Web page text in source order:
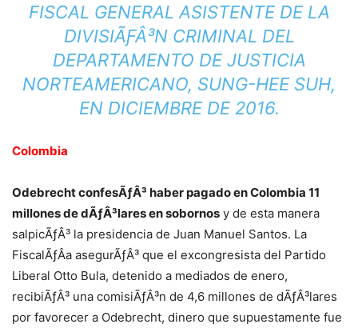
FISCAL GENERAL ASISTENTE DE LA
DIVISIÃƑÂ³N CRIMINAL DEL
DEPARTAMENTO DE JUSTICIA
NORTEAMERICANO, SUNG-HEE SUH,
EN DICIEMBRE DE 2016.
Colombia
Odebrecht confesÃƒÂ³ haber pagado en Colombia 11
millones de dÃƒÂ³lares en sobornos y de esta manera
salpicÃƒÂ³ la presidencia de Juan Manuel Santos. La
FiscalÃƒÂ­a asegurÃƒÂ³ que el excongresista del Partido
Liberal Otto Bula, detenido a mediados de enero,
recibiÃƒÂ³ una comisiÃƒÂ³n de 4,6 millones de dÃƒÂ³lares
por favorecer a Odebrecht, dinero que supuestamente fue